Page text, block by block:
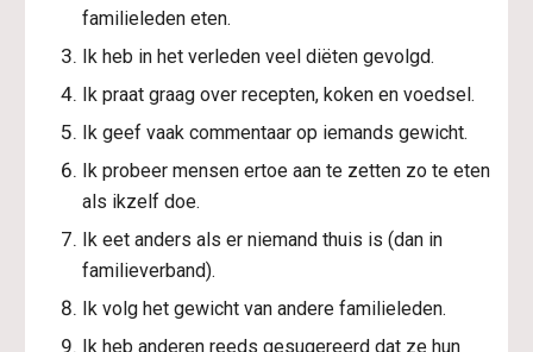
familieleden eten.
Ik heb in het verleden veel diëten gevolgd.
Ik praat graag over recepten, koken en voedsel.
Ik geef vaak commentaar op iemands gewicht.
Ik probeer mensen ertoe aan te zetten zo te eten
als ikzelf doe.
Ik eet anders als er niemand thuis is (dan in
familieverband).
Ik volg het gewicht van andere familieleden.
Ik heb anderen reeds gesugereerd dat ze hun